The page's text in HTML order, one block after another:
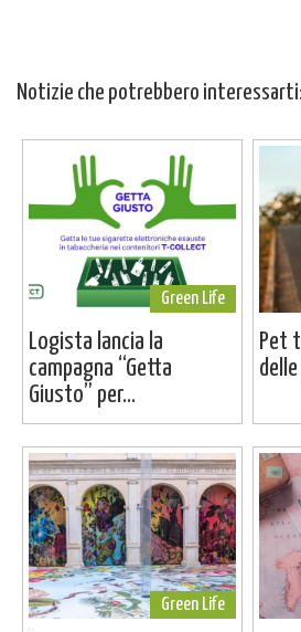
Notizie che potrebbero interessarti:
Green Life
Logista lancia la
campagna “Getta
Giusto” per...
Pet
Green Life